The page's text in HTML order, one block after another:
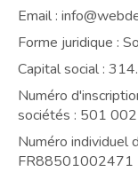
Email :
Forme juridique :
Capital social :
Numéro
sociétés : 501
Numéro individuel
FR88501002471